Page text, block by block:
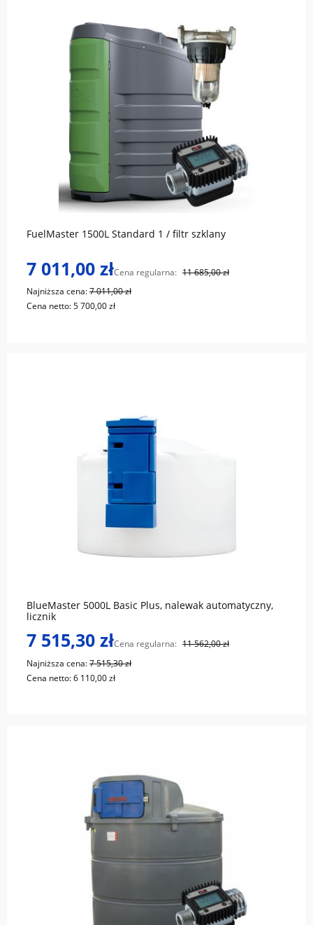
FuelMaster 1500L Standard 1 / filtr szklany
7 011,00 złCena regularna: 11 685,00 zł
Najniższa cena:7 011,00 zł
Cena netto:5 700,00 zł
do koszyka
BlueMaster 5000L Basic Plus, nalewak automatyczny,
licznik
7 515,30 złCena regularna: 11 562,00 zł
Najniższa cena:7 515,30 zł
Cena netto:6 110,00 zł
do koszyka